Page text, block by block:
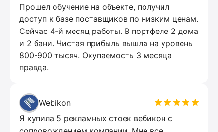
Прошел обучение на объекте, получил
доступ к базе поставщиков по низким ценам.
Сейчас 4-й месяц работы. В портфеле 2 дома
и 2 бани. Чистая прибыль вышла на уровень
800-900 тысяч. Окупаемость 3 месяца
правда.
Webikon
Я купила 5 рекламных стоек вебикон с